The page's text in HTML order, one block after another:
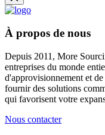
À propos de nous
Depuis 2011, More
entreprises du monde
d'approvisionnement et
fournir des solutions
qui favorisent votre
Nous contacter